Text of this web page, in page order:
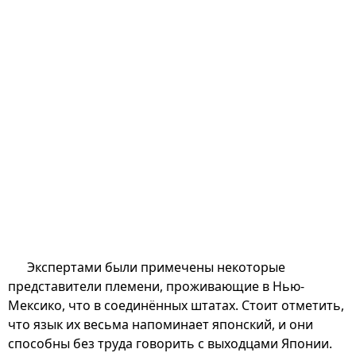
Экспертами были примечены некоторые
представители племени, проживающие в Нью-
Мексико, что в соединённых штатах. Стоит отметить,
что язык их весьма напоминает японский, и они
способны без труда говорить с выходцами Японии.